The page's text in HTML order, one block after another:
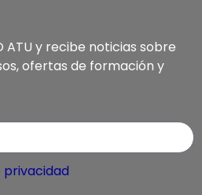
ATU y recibe noticias sobre
ofertas de formación y